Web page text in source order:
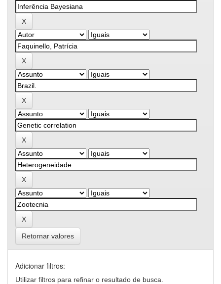
Retornar valores
Adicionar filtros:
Utilizar filtros para refinar o resultado de busca.